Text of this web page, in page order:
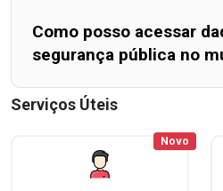
Como posso acessar
segurança pública no
Serviços Úteis
Novo